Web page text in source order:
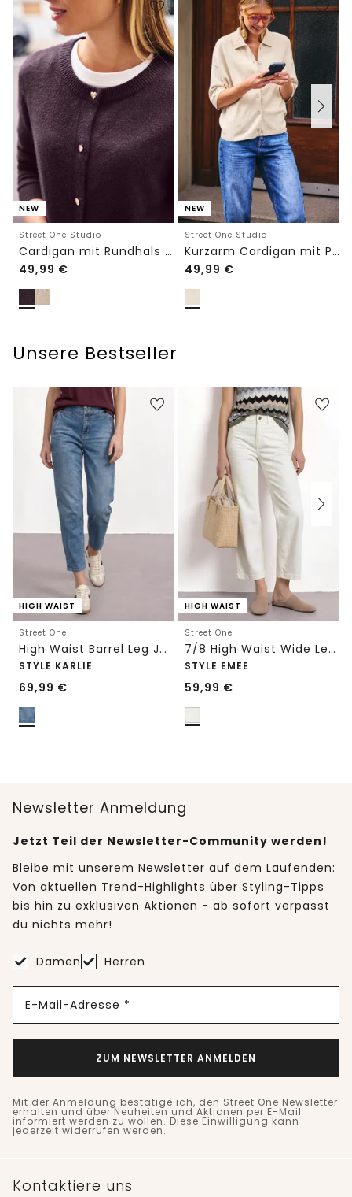
NEW
Street One Studio
Cardigan mit Rundhals und Knöpfen
49,99 €
NEW
Street One Studio
Kurzarm Cardigan mit Polokragen
49,99 €
Unsere Bestseller
HIGH WAIST
Street One
High Waist Barrel Leg Jeans im Loose Fit
STYLE KARLIE
69,99 €
HIGH WAIST
Street One
7/8 High Waist Wide Leg Jeans im Loose Fit
STYLE EMEE
59,99 €
Newsletter Anmeldung
Jetzt Teil der Newsletter-Community werden!
Bleibe mit unserem Newsletter auf dem Laufenden:
Von aktuellen Trend-Highlights über Styling-Tipps
bis hin zu exklusiven Aktionen - ab sofort verpasst
du nichts mehr!
Damen Herren
E-Mail-Adresse *
ZUM NEWSLETTER ANMELDEN
Mit der Anmeldung bestätige ich, den Street One Newsletter
erhalten und über Neuheiten und Aktionen per E-Mail
informiert werden zu wollen. Diese Einwilligung kann
jederzeit widerrufen werden.
Kontaktiere uns